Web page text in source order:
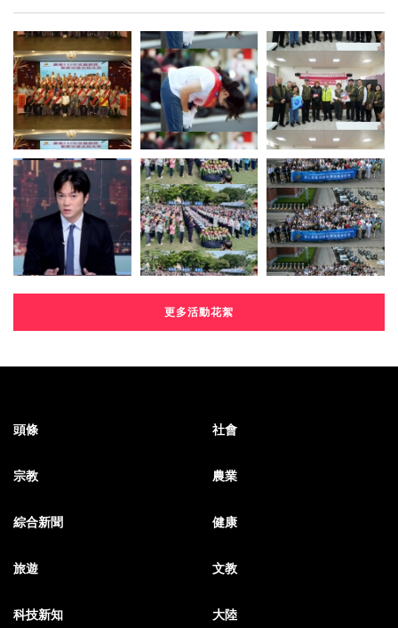
更多活動花絮
頭條 社會
宗教 農業
綜合新聞 健康
旅遊 文教
科技新知 大陸